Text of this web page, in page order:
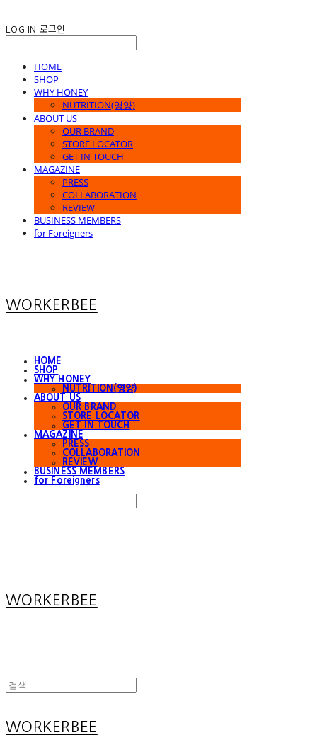
LOG IN 로그인
HOME
SHOP
WHY HONEY
NUTRITION(영양)
ABOUT US
OUR BRAND
STORE LOCATOR
GET IN TOUCH
MAGAZINE
PRESS
COLLABORATION
REVIEW
BUSINESS MEMBERS
for Foreigners
WORKERBEE
HOME
SHOP
WHY HONEY
NUTRITION(영양)
ABOUT US
OUR BRAND
STORE LOCATOR
GET IN TOUCH
MAGAZINE
PRESS
COLLABORATION
REVIEW
BUSINESS MEMBERS
for Foreigners
WORKERBEE
WORKERBEE